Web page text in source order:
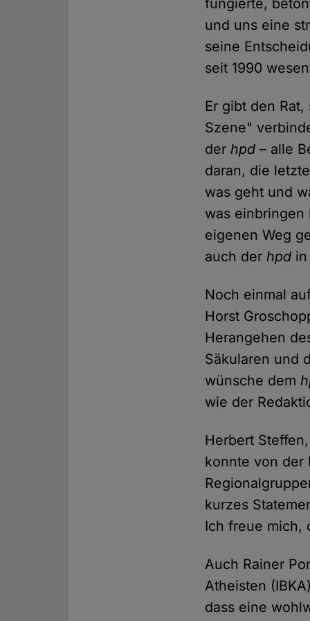
fungierte,
und uns eine
seine
seit 1990
Er gibt den
Szene"
derhpd – alle
daran, die
was geht und
was einbringen
eigenen Weg
auch derhpd
Noch einmal
Horst
Herangehen
Säkularen und
wünsche dem
wie der
Herbert
konnte von der
kurzes
Ich freue mich,
Auch Rainer
Atheisten
dass eine